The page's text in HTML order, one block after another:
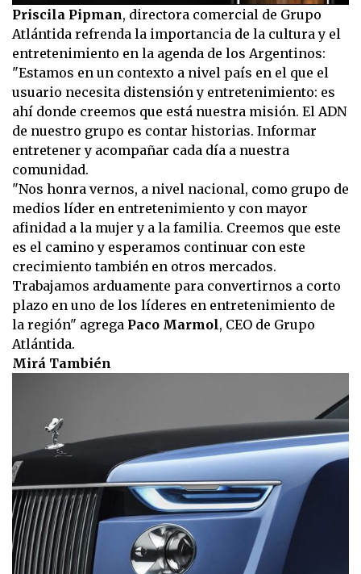
0
seconds
of
39
seconds
Priscila Pipman, directora comercial de Grupo
Atlántida refrenda la importancia de la cultura y el
entretenimiento en la agenda de los Argentinos:
"Estamos en un contexto a nivel país en el que el
usuario necesita distensión y entretenimiento: es
ahí donde creemos que está nuestra misión. El ADN
de nuestro grupo es contar historias. Informar
entretener y acompañar cada día a nuestra
comunidad.
"Nos honra vernos, a nivel nacional, como grupo de
medios líder en entretenimiento y con mayor
afinidad a la mujer y a la familia. Creemos que este
es el camino y esperamos continuar con este
crecimiento también en otros mercados.
Trabajamos arduamente para convertirnos a corto
plazo en uno de los líderes en entretenimiento de
la región" agrega Paco Marmol, CEO de Grupo
Atlántida.
Mirá También